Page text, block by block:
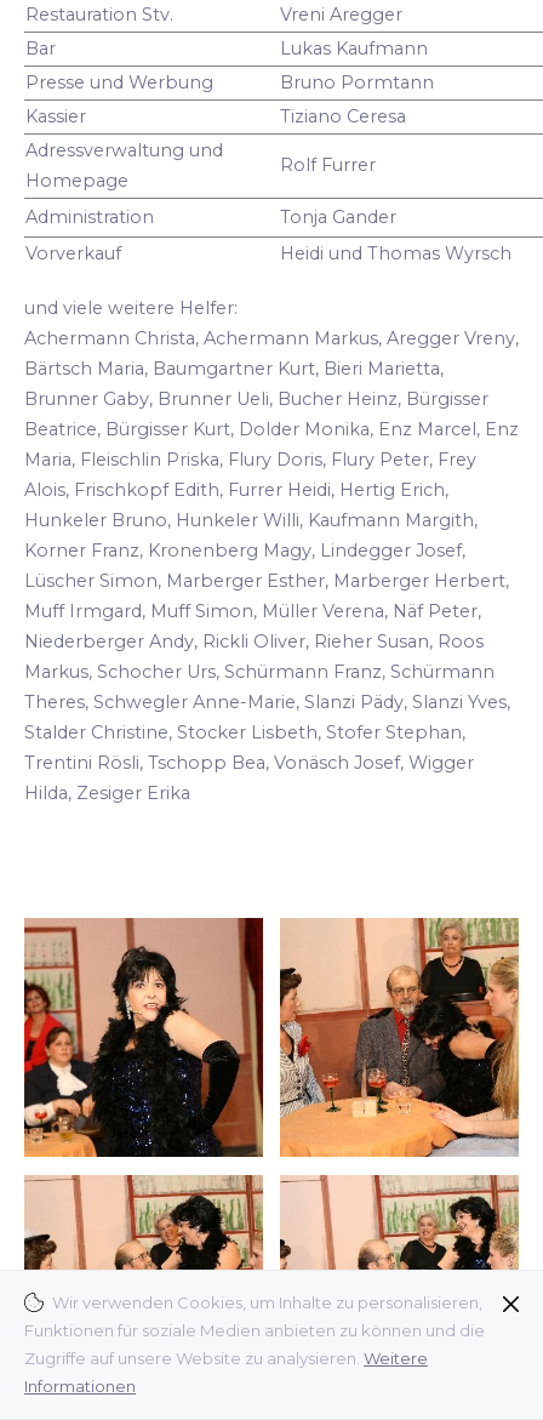
Wir verwenden Cookies, um Inhalte zu personalisieren,
Funktionen für soziale Medien anbieten zu können und die
Zugriffe auf unsere Website zu analysieren. Weitere
Informationen
Restauration Stv.
Vreni Aregger
Bar
Lukas Kaufmann
Presse und Werbung
Bruno Pormtann
Kassier
Tiziano Ceresa
Adressverwaltung und
Homepage
Rolf Furrer
Administration
Tonja Gander
Vorverkauf
Heidi und Thomas Wyrsch
und viele weitere Helfer:
Achermann Christa, Achermann Markus, Aregger Vreny,
Bärtsch Maria, Baumgartner Kurt, Bieri Marietta,
Brunner Gaby, Brunner Ueli, Bucher Heinz, Bürgisser
Beatrice, Bürgisser Kurt, Dolder Monika, Enz Marcel, Enz
Maria, Fleischlin Priska, Flury Doris, Flury Peter, Frey
Alois, Frischkopf Edith, Furrer Heidi, Hertig Erich,
Hunkeler Bruno, Hunkeler Willi, Kaufmann Margith,
Korner Franz, Kronenberg Magy, Lindegger Josef,
Lüscher Simon, Marberger Esther, Marberger Herbert,
Muff Irmgard, Muff Simon, Müller Verena, Näf Peter,
Niederberger Andy, Rickli Oliver, Rieher Susan, Roos
Markus, Schocher Urs, Schürmann Franz, Schürmann
Theres, Schwegler Anne-Marie, Slanzi Pädy, Slanzi Yves,
Stalder Christine, Stocker Lisbeth, Stofer Stephan,
Trentini Rösli, Tschopp Bea, Vonäsch Josef, Wigger
Hilda, Zesiger Erika